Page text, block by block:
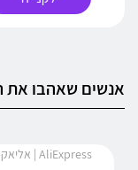
אנשים שאהבו את
AliExpress | אליאקספרס